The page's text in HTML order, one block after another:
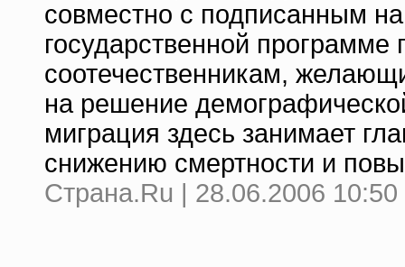
совместно с подписанным
государственной программе
соотечественникам,
на решение
миграция здесь занимает
снижению смертности и
Страна.Ru | 28.06.2006 10:50